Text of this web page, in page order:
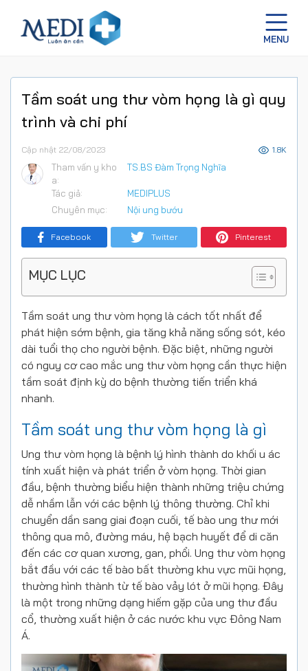
Tầm soát ung thư vòm họng là gì quy
trình và chi phí
Cập nhật 22/08/2023 1.8K
Tham vấn y kho
a:
TS.BS Đàm Trọng Nghĩa
Tác giả:
MEDIPLUS
Chuyên mục:
Nội ung bướu
Facebook Twitter Pinterest
MỤC LỤC
Tầm soát ung thư vòm họng là cách tốt nhất để
phát hiện sớm bệnh, gia tăng khả năng sống sót, kéo
dài tuổi thọ cho người bệnh. Đặc biệt, những người
có nguy cơ cao mắc ung thư vòm họng cần thực hiện
tầm soát định kỳ do bệnh thường tiến triển khá
nhanh.
Tầm soát ung thư vòm họng là gì
Ung thư vòm họng là bệnh lý hình thành do khối u ác
tính xuất hiện và phát triển ở vòm họng. Thời gian
đầu, bệnh thường biểu hiện thành những triệu chứng
dễ nhầm lẫn với các bệnh lý thông thường. Chỉ khi
chuyển dần sang giai đoạn cuối, tế bào ung thư mới
thông qua mô, đường máu, hệ bạch huyết để di căn
đến các cơ quan xương, gan, phổi. Ung thư vòm họng
bắt đầu với các tế bào bất thường khu vực mũi họng,
thường hình thành từ tế bào vảy lót ở mũi họng. Đây
là một trong những dạng hiếm gặp của ung thư đầu
cổ, thường xuất hiện ở các nước khu vực Đông Nam
Á.